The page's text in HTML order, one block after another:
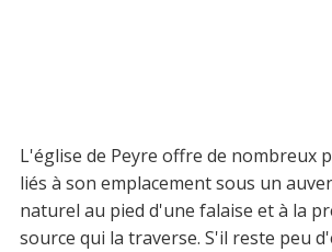
L'église de Peyre offre de nombreux
liés à son emplacement sous un
naturel au pied d'une falaise et à la
source qui la traverse. S'il reste peu